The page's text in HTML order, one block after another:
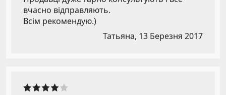
вчасно відправляють.
Всім рекомендую.)
Татьяна, 13 Березня 2017